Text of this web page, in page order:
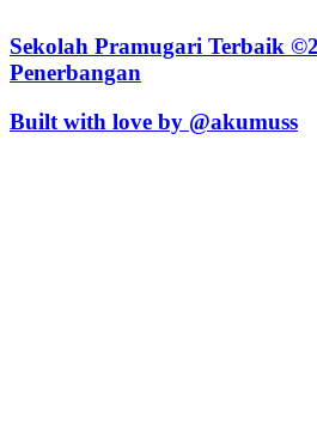
Sekolah Pramugari Terbaik
Penerbangan
Built with love by @akumuss